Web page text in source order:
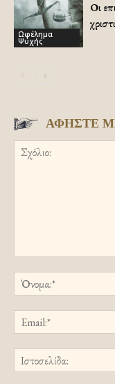
Ωφέλημα
Ψυχής
Οι
ΑΦΗΣΤΕ